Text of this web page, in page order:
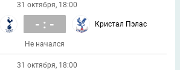
31 октября, 18:00
- : - Кристал Пэлас
Не начался
31 октября, 18:00